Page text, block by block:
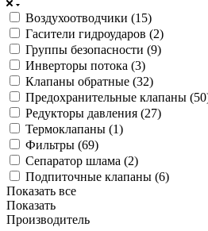
Воздухоотводчики (15)
Гасители гидроударов (2)
Группы безопасности (9)
Инверторы потока (3)
Клапаны обратные (32)
Предохранительные клапаны (50
Редукторы давления (27)
Термоклапаны (1)
Фильтры (69)
Сепаратор шлама (2)
Подпиточные клапаны (6)
Показать все
Показать
Производитель